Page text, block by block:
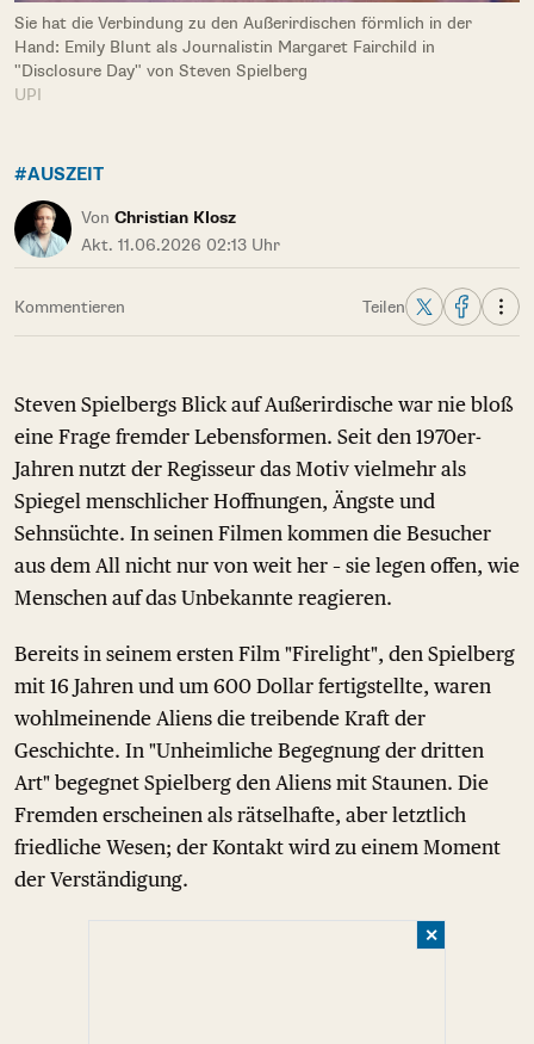
Sie hat die Verbindung zu den Außerirdischen förmlich in der
Hand: Emily Blunt als Journalistin Margaret Fairchild in
"Disclosure Day" von Steven Spielberg
UPI
#AUSZEIT
Von Christian Klosz
Akt. 11.06.2026 02:13 Uhr
Kommentieren Teilen
Steven Spielbergs Blick auf Außerirdische war nie bloß
eine Frage fremder Lebensformen. Seit den 1970er-
Jahren nutzt der Regisseur das Motiv vielmehr als
Spiegel menschlicher Hoffnungen, Ängste und
Sehnsüchte. In seinen Filmen kommen die Besucher
aus dem All nicht nur von weit her – sie legen offen, wie
Menschen auf das Unbekannte reagieren.
Bereits in seinem ersten Film "Firelight", den Spielberg
mit 16 Jahren und um 600 Dollar fertigstellte, waren
wohlmeinende Aliens die treibende Kraft der
Geschichte. In "Unheimliche Begegnung der dritten
Art" begegnet Spielberg den Aliens mit Staunen. Die
Fremden erscheinen als rätselhafte, aber letztlich
friedliche Wesen; der Kontakt wird zu einem Moment
der Verständigung.
✕